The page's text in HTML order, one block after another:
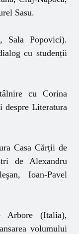
Sasu.
Sala Popovici).
cu studenții
cu Corina
despre Literatura
Casa Cărții de
de Alexandru
Ioan-Pavel
Arbore (Italia),
volumului